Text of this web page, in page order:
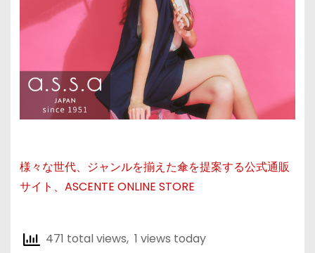
様々な世代、ジャンルを揃えた傘を提案する公式通販
サイト、ASCENTE ONLINE STORE
471 total views, 1 views today